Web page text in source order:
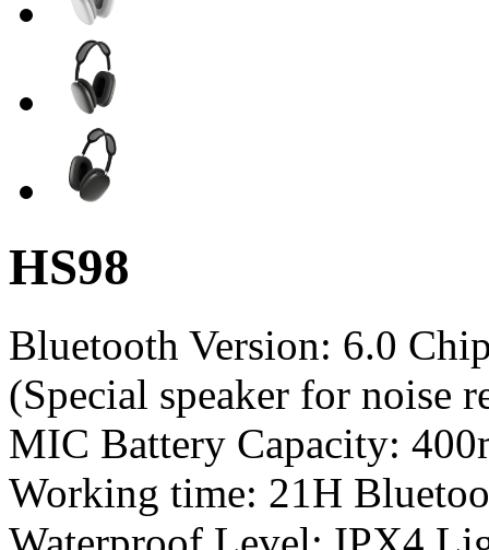
HS98
Bluetooth Version: 6.0
(Special speaker for noise
MIC Battery Capacity:
Working time: 21H